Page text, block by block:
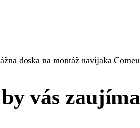
doska na montáž navijaka
vás